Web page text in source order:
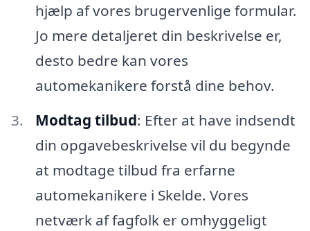
hjælp af vores brugervenlige formular.
Jo mere detaljeret din beskrivelse er,
desto bedre kan vores
automekanikere forstå dine behov.
Modtag tilbud: Efter at have indsendt
din opgavebeskrivelse vil du begynde
at modtage tilbud fra erfarne
automekanikere i Skelde. Vores
netværk af fagfolk er omhyggeligt